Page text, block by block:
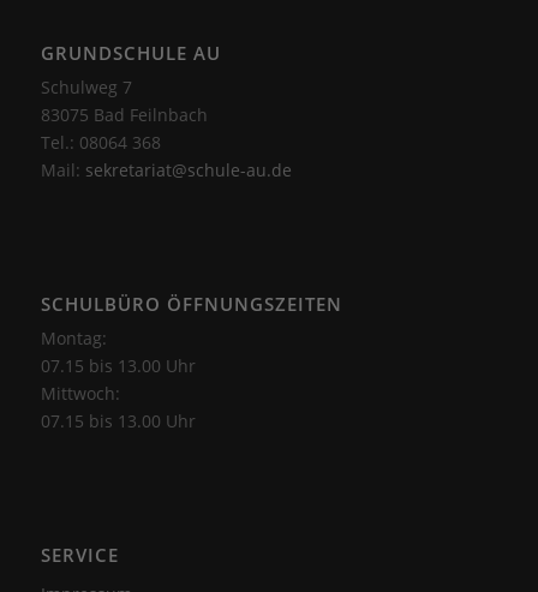
GRUNDSCHULE AU
Schulweg 7
83075 Bad Feilnbach
Tel.: 08064 368
Mail: sekretariat@schule-au.de
SCHULBÜRO ÖFFNUNGSZEITEN
Montag:
07.15 bis 13.00 Uhr
Mittwoch:
07.15 bis 13.00 Uhr
SERVICE